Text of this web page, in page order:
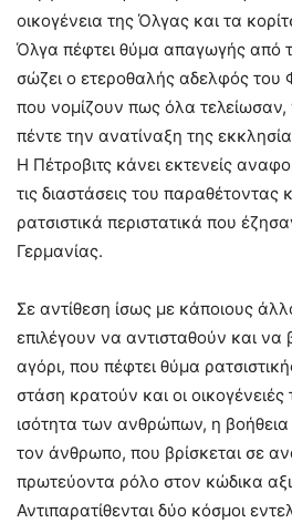
οικογένεια της Όλγας και τα
Όλγα πέφτει θύμα απαγωγής από
σώζει ο ετεροθαλής αδελφός του
που νομίζουν πως όλα
πέντε την ανατίναξη της
Η Πέτροβιτς κάνει εκτενείς
τις διαστάσεις του παραθέτοντας
ρατσιστικά περιστατικά που
Γερμανίας.
Σε αντίθεση ίσως με κάποιους
επιλέγουν να αντισταθούν και να
αγόρι, που πέφτει θύμα
στάση κρατούν και οι
ισότητα των ανθρώπων, η
τον άνθρωπο, που βρίσκεται σε
πρωτεύοντα ρόλο στον κώδικα
Αντιπαρατίθενται δύο κόσμοι